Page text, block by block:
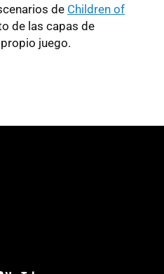
de Children of
de las capas de
juego.